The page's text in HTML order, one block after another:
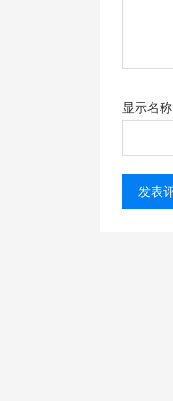
显示名称